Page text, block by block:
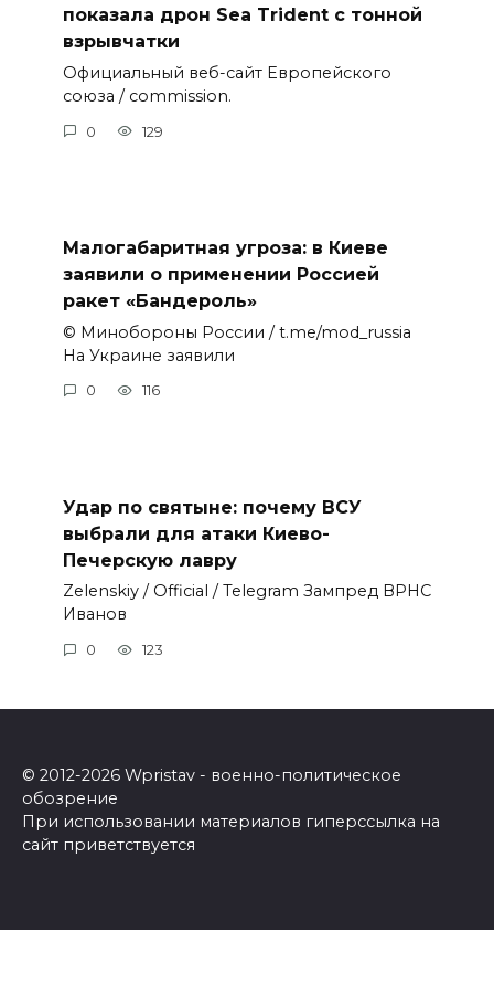
показала дрон Sea Trident с тонной
взрывчатки
Официальный веб-сайт Европейского
союза / commission.
0 129
Малогабаритная угроза: в Киеве
заявили о применении Россией
ракет «Бандероль»
© Минобороны России / t.me/mod_russia
На Украине заявили
0 116
Удар по святыне: почему ВСУ
выбрали для атаки Киево-
Печерскую лавру
Zеlеnskiу / Оfficiаl / Telegram Зампред ВРНС
Иванов
0 123
© 2012-2026 Wpristav - военно-политическое
обозрение
При использовании материалов гиперссылка на
сайт приветствуется